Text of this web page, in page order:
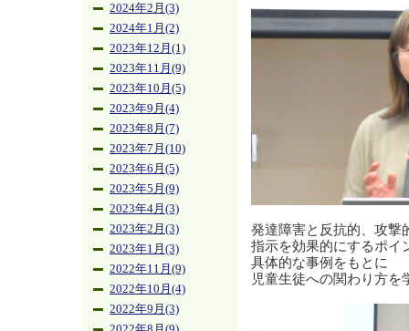
2024年2月(3)
2024年1月(2)
2023年12月(1)
2023年11月(9)
2023年10月(5)
2023年9月(4)
2023年8月(7)
2023年7月(10)
2023年6月(5)
2023年5月(9)
2023年4月(3)
2023年2月(3)
2023年1月(3)
2022年11月(9)
2022年10月(4)
2022年9月(3)
発達障害と反抗的、攻撃
指示を効果的にするポイ
具体的な事例をもとに
児童生徒への関わり方を